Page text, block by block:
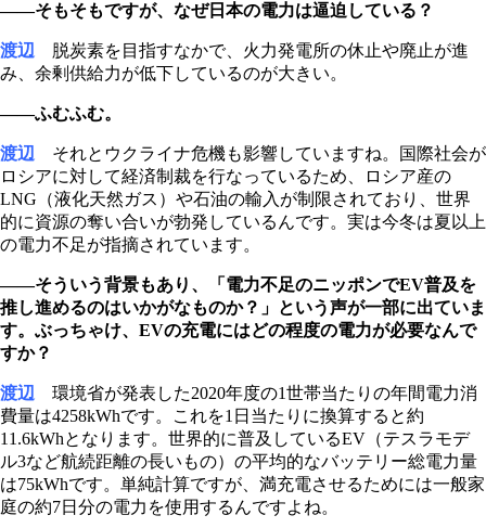
――そもそもですが、なぜ日本の電力は逼迫している？
渡辺 脱炭素を目指すなかで、火力発電所の休止や廃止が進
み、余剰供給力が低下しているのが大きい。
――ふむふむ。
渡辺 それとウクライナ危機も影響していますね。国際社会が
ロシアに対して経済制裁を行なっているため、ロシア産の
LNG（液化天然ガス）や石油の輸入が制限されており、世界
的に資源の奪い合いが勃発しているんです。実は今冬は夏以上
の電力不足が指摘されています。
――そういう背景もあり、「電力不足のニッポンでEV普及を
推し進めるのはいかがなものか？」という声が一部に出ていま
す。ぶっちゃけ、EVの充電にはどの程度の電力が必要なんで
すか？
渡辺 環境省が発表した2020年度の1世帯当たりの年間電力消
費量は4258kWhです。これを1日当たりに換算すると約
11.6kWhとなります。世界的に普及しているEV（テスラモデ
ル3など航続距離の長いもの）の平均的なバッテリー総電力量
は75kWhです。単純計算ですが、満充電させるためには一般家
庭の約7日分の電力を使用するんですよね。